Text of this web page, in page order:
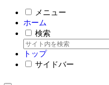
メニュー
ホーム
検索
トップ
サイドバー